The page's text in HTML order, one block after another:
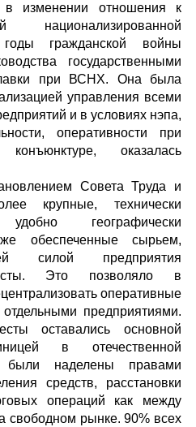
в изменении отношения к
национализированной
гражданской войны
государственными
при ВСНХ. Она была
управления всеми
и в условиях нэпа,
оперативности при
оказалась
Совета Труда и
крупные, технически
географически
обеспеченные сырьем,
силой предприятия
Это позволяло в
оперативные
предприятиями.
оставались основной
в отечественной
были наделены правами
средств, расстановки
операций как между
свободном рынке. 90% всех